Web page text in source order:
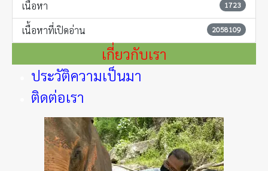
เนื้อหา 1723
เนื้อหาที่เปิดอ่าน 2058109
เกี่ยวกับเรา
ประวัติความเป็นมา
ติดต่อเรา